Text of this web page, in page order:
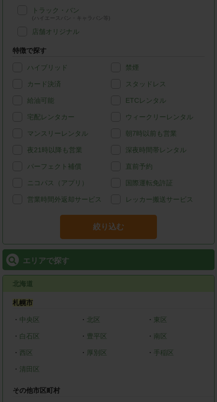
トラック・バン
(ハイエースバン・キャラバン等)
店舗オリジナル
特徴で探す
ハイブリッド 禁煙
カード決済 スタッドレス
給油可能 ETCレンタル
宅配レンタカー ウィークリーレンタル
マンスリーレンタル 朝7時以前も営業
夜21時以降も営業 深夜時間帯レンタル
パーフェクト補償 直前予約
ニコパス（アプリ） 国際運転免許証
営業時間外返却サービス レッカー搬送サービス
絞り込む
エリアで探す
北海道
札幌市
・ 中央区 ・ 北区 ・ 東区
・ 白石区 ・ 豊平区 ・ 南区
・ 西区 ・ 厚別区 ・ 手稲区
・ 清田区
その他市区町村